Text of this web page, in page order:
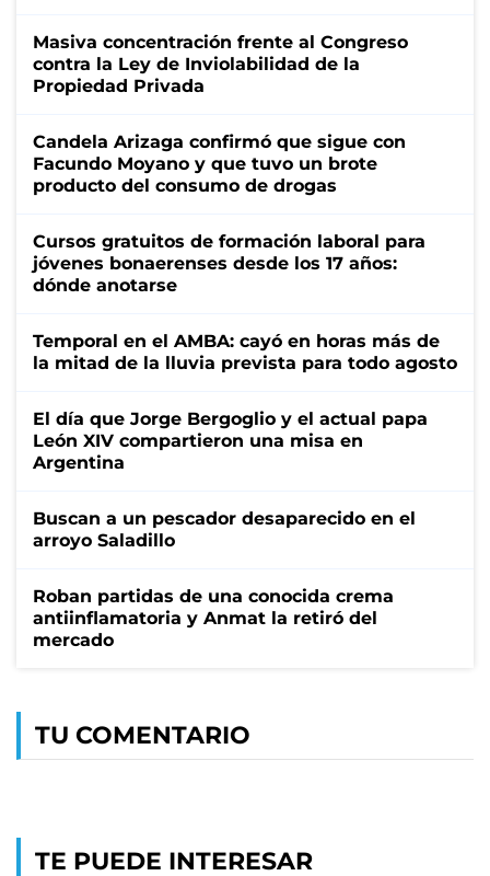
Masiva concentración frente al Congreso
contra la Ley de Inviolabilidad de la
Propiedad Privada
Candela Arizaga confirmó que sigue con
Facundo Moyano y que tuvo un brote
producto del consumo de drogas
Cursos gratuitos de formación laboral para
jóvenes bonaerenses desde los 17 años:
dónde anotarse
Temporal en el AMBA: cayó en horas más de
la mitad de la lluvia prevista para todo agosto
El día que Jorge Bergoglio y el actual papa
León XIV compartieron una misa en
Argentina
Buscan a un pescador desaparecido en el
arroyo Saladillo
Roban partidas de una conocida crema
antiinflamatoria y Anmat la retiró del
mercado
TU COMENTARIO
TE PUEDE INTERESAR